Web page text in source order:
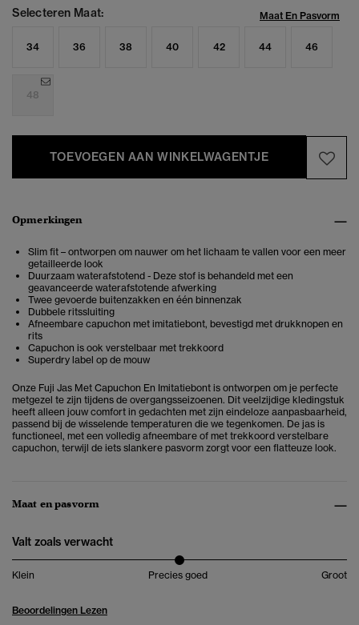
Selecteren Maat: Maat En Pasvorm
34 36 38 40 42 44 46
48
TOEVOEGEN AAN WINKELWAGENTJE
Opmerkingen
Slim fit – ontworpen om nauwer om het lichaam te vallen voor een meer
getailleerde look
Duurzaam waterafstotend - Deze stof is behandeld met een
geavanceerde waterafstotende afwerking
Twee gevoerde buitenzakken en één binnenzak
Dubbele ritssluiting
Afneembare capuchon met imitatiebont, bevestigd met drukknopen en
rits
Capuchon is ook verstelbaar met trekkoord
Superdry label op de mouw
Onze Fuji Jas Met Capuchon En Imitatiebont is ontworpen om je perfecte
metgezel te zijn tijdens de overgangsseizoenen. Dit veelzijdige kledingstuk
heeft alleen jouw comfort in gedachten met zijn eindeloze aanpasbaarheid,
passend bij de wisselende temperaturen die we tegenkomen. De jas is
functioneel, met een volledig afneembare of met trekkoord verstelbare
capuchon, terwijl de iets slankere pasvorm zorgt voor een flatteuze look.
Maat en pasvorm
Valt zoals verwacht
Klein Precies goed Groot
Beoordelingen Lezen